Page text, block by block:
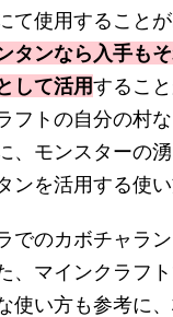
て使用すること
タンなら入手も
して活用するこ
フトの自分の村
、モンスターの
ンを活用する使い
でのカボチャラ
、マインクラフ
使い方も参考に